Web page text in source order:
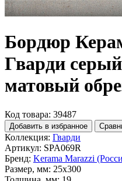
Бордюр
Гварди
матовый
Код товара: 39487
Добавить в избранное
Коллекция: Гварди
Артикул: SPA069R
Бренд: Kerama Marazzi
Размер, мм: 25x300